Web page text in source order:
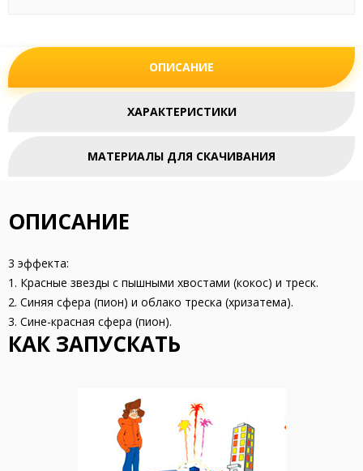
ОПИСАНИЕ
ХАРАКТЕРИСТИКИ
МАТЕРИАЛЫ ДЛЯ СКАЧИВАНИЯ
ОПИСАНИЕ
3 эффекта:
1. Красные звезды с пышными хвостами (кокос) и треск.
2. Синяя сфера (пион) и облако треска (хризатема).
3. Сине-красная сфера (пион).
КАК ЗАПУСКАТЬ